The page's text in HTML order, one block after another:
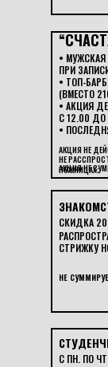
С ПН. ПО
АКЦИЯ НЕ
НЕ
НОЖНИЦАХ;
АКЦИЯ НЕ
НЕ
СКИДКА
СТРИЖКУ
• МУЖСКАЯ
ПРИ
• ТОП-
(ВМЕСТО
• АКЦИЯ
С 12.00 ДО
•